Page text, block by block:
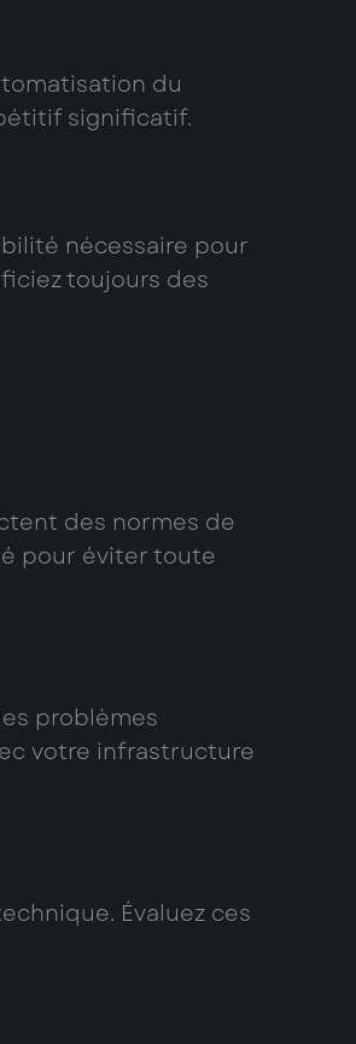
du
significatif.
nécessaire pour
toujours des
des normes de
pour éviter toute
problèmes
votre infrastructure
Évaluez ces